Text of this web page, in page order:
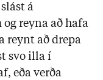
á
reyna að hafa
reynt að drepa
svo illa í
eða verða